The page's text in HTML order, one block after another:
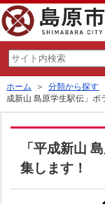
ホーム ＞分類から探す
成新山 島原学生駅伝」ボ
「平成新山
集します！